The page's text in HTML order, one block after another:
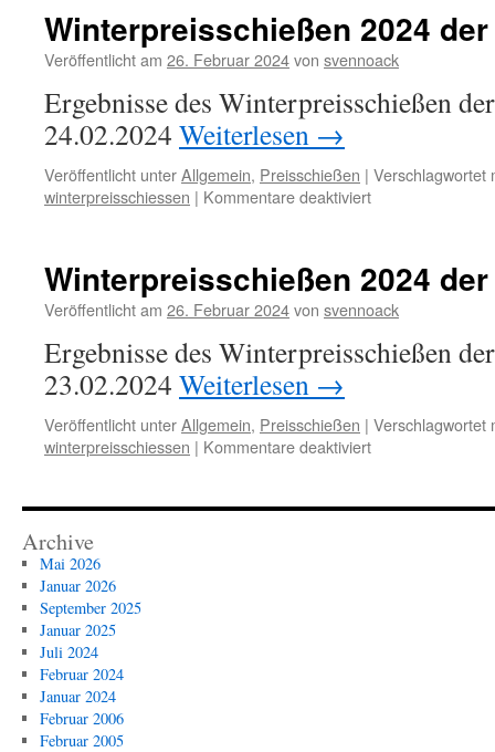
Winterpreisschießen 2024
Veröffentlicht am 26. Februar 2024von svennoack
Ergebnisse des Winterpreisschießen
24.02.2024 Weiterlesen →
Veröffentlicht unterAllgemein, Preisschießen | Verschlagwortet
winterpreisschiessen | Kommentare deaktiviertfür
Herren
Winterpreisschießen 2024
Veröffentlicht am 26. Februar 2024von svennoack
Ergebnisse des Winterpreisschießen
23.02.2024 Weiterlesen →
Veröffentlicht unterAllgemein, Preisschießen | Verschlagwortet
winterpreisschiessen | Kommentare deaktiviertfür
der
Archive
Mai 2026
Januar 2026
September 2025
Januar 2025
Juli 2024
Februar 2024
Januar 2024
Februar 2006
Februar 2005